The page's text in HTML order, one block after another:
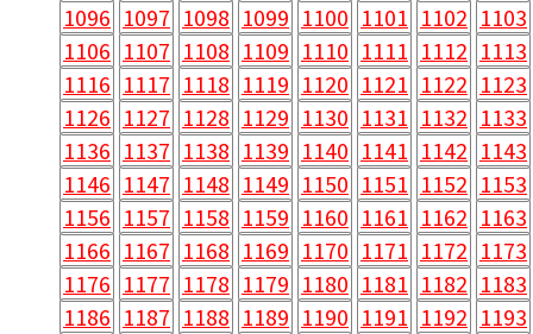
1096 1097 1098 1099 1100 1101 1102 1103
1106 1107 1108 1109 1110 1111 1112 1113
1116 1117 1118 1119 1120 1121 1122 1123
1126 1127 1128 1129 1130 1131 1132 1133
1136 1137 1138 1139 1140 1141 1142 1143
1146 1147 1148 1149 1150 1151 1152 1153
1156 1157 1158 1159 1160 1161 1162 1163
1166 1167 1168 1169 1170 1171 1172 1173
1176 1177 1178 1179 1180 1181 1182 1183
1186 1187 1188 1189 1190 1191 1192 1193